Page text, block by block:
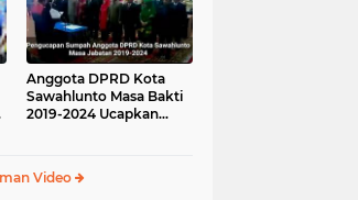
Anggota DPRD Kota
Sawahlunto Masa Bakti
2019-2024 Ucapkan
Video